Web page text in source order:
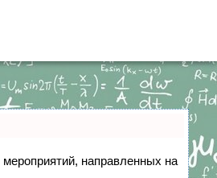
направленных на